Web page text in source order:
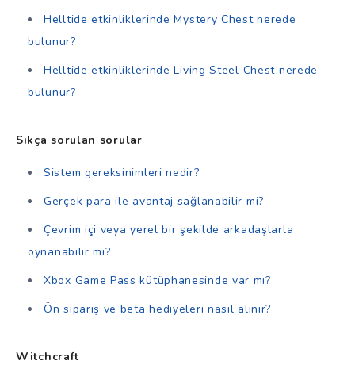
Helltide etkinliklerinde Mystery Chest nerede
bulunur?
Helltide etkinliklerinde Living Steel Chest nerede
bulunur?
Sıkça sorulan sorular
Sistem gereksinimleri nedir?
Gerçek para ile avantaj sağlanabilir mi?
Çevrim içi veya yerel bir şekilde arkadaşlarla
oynanabilir mi?
Xbox Game Pass kütüphanesinde var mı?
Ön sipariş ve beta hediyeleri nasıl alınır?
Witchcraft